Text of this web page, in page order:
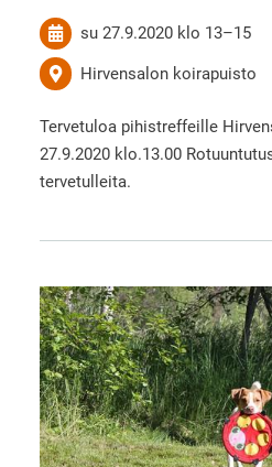
su 27.9.2020 klo 13–15
Hirvensalon koirapuisto
Tervetuloa pihistreffeille
27.9.2020 klo.13.00
tervetulleita.